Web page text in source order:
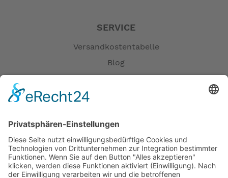
SERVICE
Versandkostentabelle
Blog
Öffnungszeiten
Versandpartner
Verfügbarkeiten
Zahlung und Versand